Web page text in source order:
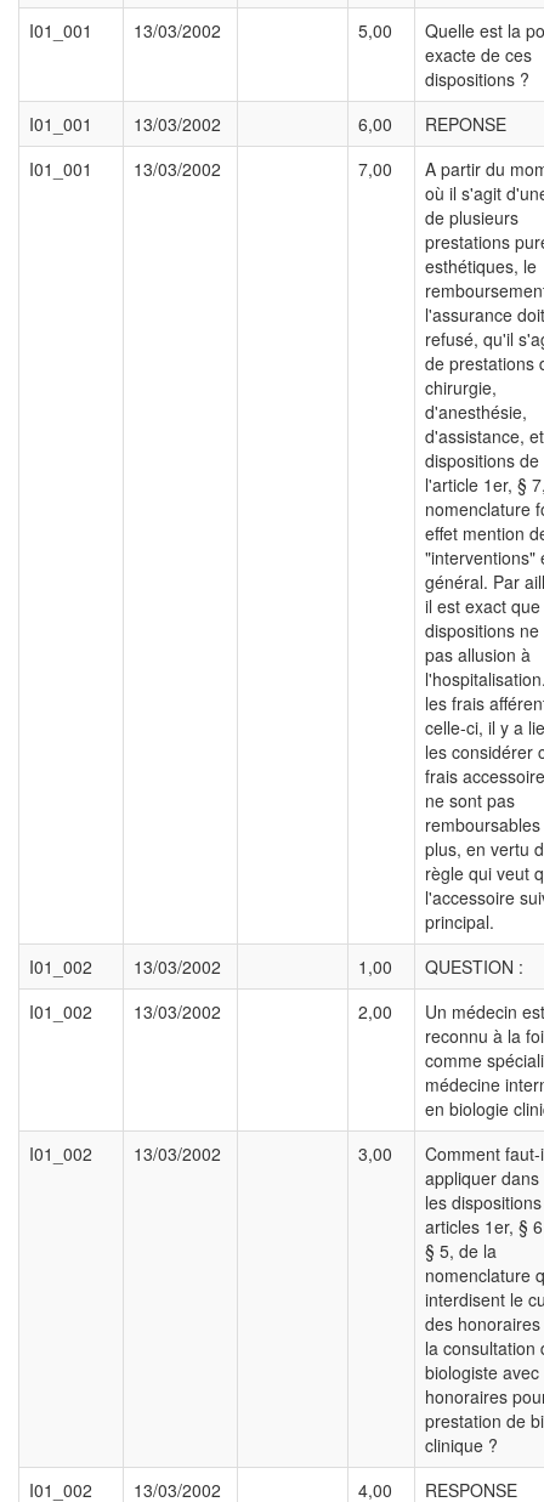
I01_001
13/03/2002 5,00
Quelle est la
exacte de ces
dispositions ?
I01_001
13/03/2002 6,00
REPONSE
I01_001
13/03/2002 7,00
A partir du
où il s'agit
de plusieurs
prestations
esthétiques, le
l'assurance
refusé, qu'il
de prestations
chirurgie,
d'anesthésie,
d'assistance,
dispositions de
l'article 1er, §
nomenclature
effet mention
"interventions"
général. Par
il est exact
dispositions ne
pas allusion à
les frais
celle-ci, il y a
les considérer
frais
ne sont pas
plus, en vertu
règle qui veut
l'accessoire
principal.
I01_002
13/03/2002 1,00
QUESTION :
I01_002
13/03/2002 2,00
Un médecin est
reconnu à la
comme
médecine
en biologie
I01_002
13/03/2002 3,00
Comment faut-
appliquer dans
les
articles 1er, §
§ 5, de la
nomenclature
interdisent le
des
la consultation
biologiste avec
honoraires
prestation de
clinique ?
I01_002
13/03/2002 4,00
RESPONSE